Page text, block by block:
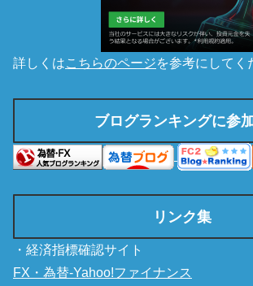
詳しくはこちらのページを参考にしてく
ブログランキングに参
リンク集
・経済指標確認サイト
FX・為替-Yahoo!ファイナンス